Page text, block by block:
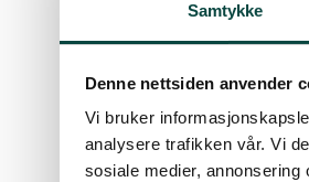
Samtykke
Denne nettsiden anvender
Vi bruker
analysere trafikken vår. Vi
sosiale medier,
står ikkje noko i
til fjells. Svært
også frø og